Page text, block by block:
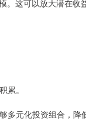
这可以放大潜在
累。
元化投资组合，降